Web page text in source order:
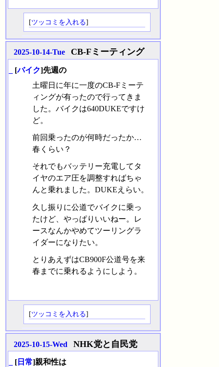
[ツッコミを入れる]
2025-10-14-Tue CB-Fミーティング
[バイク]先週の
土曜日に年に一度のCB-Fミーテ
ィングが有ったので行ってきま
した。バイクは640DUKEですけ
ど。
前回乗ったのが何時だったか…
春くらい？
それでもバッテリー充電してタ
イヤのエア圧を調整すればちゃ
んと乗れました。DUKEえらい。
久し振りに公道でバイクに乗っ
たけど、やっぱりいいねー。レ
ースなんかやめてツーリングラ
イダーになりたい。
とりあえずはCB900F公道号を来
春までに乗れるようにしよう。
[ツッコミを入れる]
2025-10-15-Wed NHK党と自民党
[ 日常]親和性は